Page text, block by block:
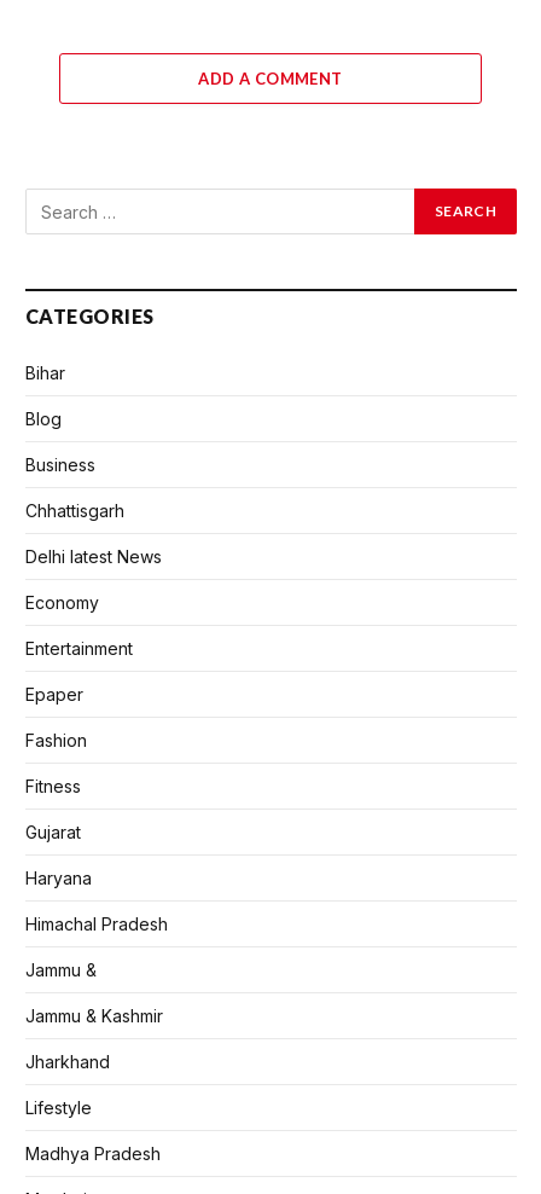
ADD A COMMENT
CATEGORIES
Bihar
Blog
Business
Chhattisgarh
Delhi latest News
Economy
Entertainment
Epaper
Fashion
Fitness
Gujarat
Haryana
Himachal Pradesh
Jammu &
Jammu & Kashmir
Jharkhand
Lifestyle
Madhya Pradesh